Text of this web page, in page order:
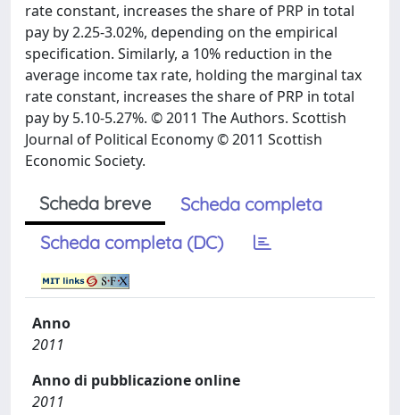
rate constant, increases the share of PRP in total
pay by 2.25-3.02%, depending on the empirical
specification. Similarly, a 10% reduction in the
average income tax rate, holding the marginal tax
rate constant, increases the share of PRP in total
pay by 5.10-5.27%. © 2011 The Authors. Scottish
Journal of Political Economy © 2011 Scottish
Economic Society.
Scheda breve
Scheda completa
Scheda completa (DC)
Anno
2011
Anno di pubblicazione online
2011